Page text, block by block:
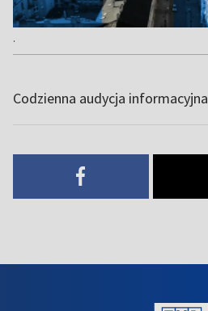
.
Codzienna audycja informacyjna